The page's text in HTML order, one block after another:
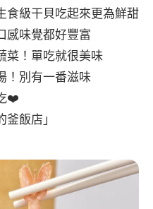
食級干貝吃起來更為鮮甜
感味覺都好豐富
菜！單吃就很美味
！別有一番滋味
❤️
飯店」